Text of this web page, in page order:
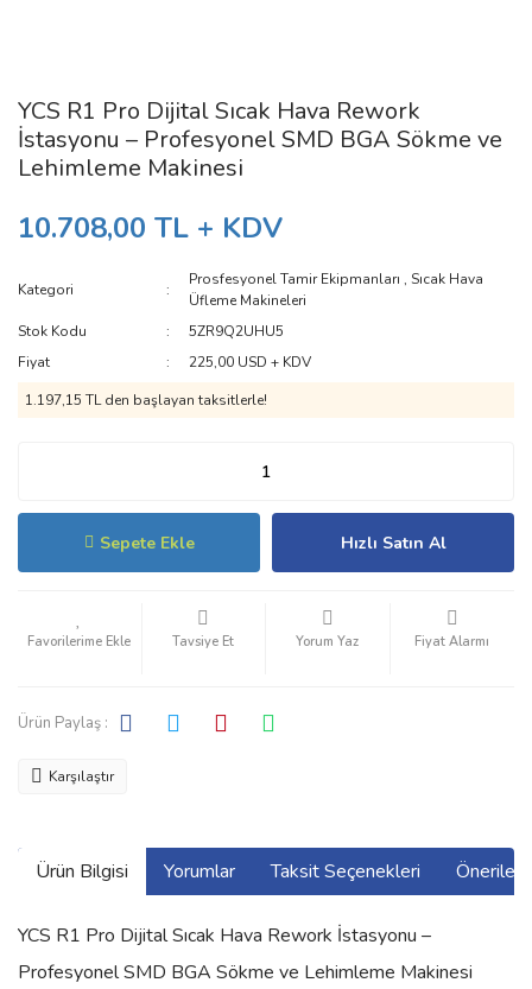
YCS R1 Pro Dijital Sıcak Hava Rework
İstasyonu – Profesyonel SMD BGA Sökme ve
Lehimleme Makinesi
10.708,00 TL + KDV
Kategori
Prosfesyonel Tamir Ekipmanları ,Sıcak Hava
Üfleme Makineleri
Stok Kodu
5ZR9Q2UHU5
Fiyat
225,00 USD + KDV
1.197,15 TL den başlayan taksitlerle!
Sepete Ekle Hızlı Satın Al
Tavsiye Et Yorum Yaz Fiyat Alarmı
Ürün Paylaş :
Karşılaştır
Ürün Bilgisi Yorumlar Taksit Seçenekleri
YCS R1 Pro Dijital Sıcak Hava Rework İstasyonu –
Profesyonel SMD BGA Sökme ve Lehimleme Makinesi